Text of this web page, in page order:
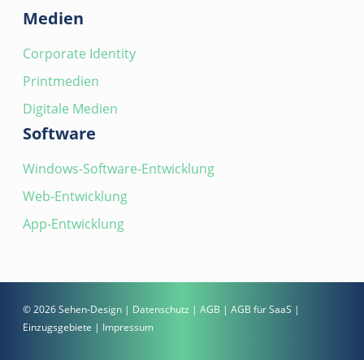
Medien
Corporate Identity
Printmedien
Digitale Medien
Software
Windows-Software-Entwicklung
Web-Entwicklung
App-Entwicklung
© 2026 Sehen-Design | Datenschutz | AGB | AGB für SaaS |
Einzugsgebiete | Impressum